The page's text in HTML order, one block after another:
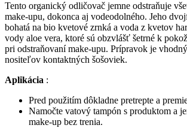
Tento organický odličovač jemne odstraňuje
make-upu, dokonca aj vodeodolného. Jeho
bohatá na bio kvetové zrnká a voda z kvetov
vody aloe vera, ktoré sú obzvlášť šetrné k
pri odstraňovaní make-upu. Prípravok je
nositeľov kontaktných šošoviek.
Aplikácia :
Pred použitím dôkladne pretrepte a
Namočte vatový tampón s produktom a
make-up bez trenia.